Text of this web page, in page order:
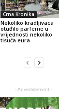
Crna Kronika
Nekoliko kradljivaca
otuđilo parfeme u
vrijednosti nekoliko
tisuća eura
- Advertisement -